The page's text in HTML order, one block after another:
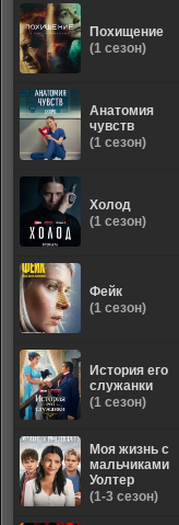
Похищение
(1 сезон)
Анатомия
чувств
(1 сезон)
Холод
(1 сезон)
Фейк
(1 сезон)
История его
служанки
(1 сезон)
Моя жизнь с
мальчиками
Уолтер
(1-3 сезон)